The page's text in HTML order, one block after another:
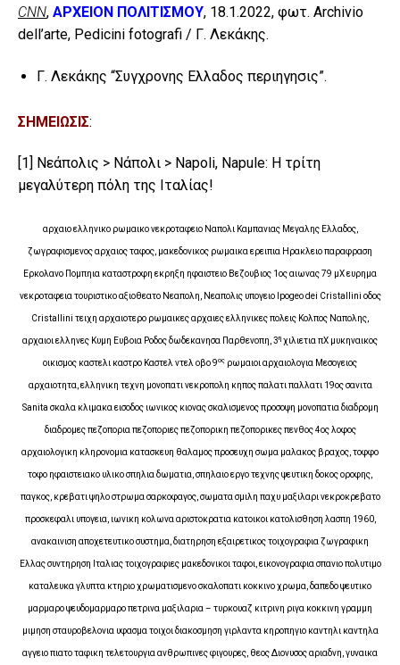
CNN, ΑΡΧΕΙΟΝ ΠΟΛΙΤΙΣΜΟΥ, 18.1.2022, φωτ. Archivio
dell’arte, Pedicini fotografi / Γ. Λεκάκης.
Γ. Λεκάκης “Συγχρονης Ελλαδος περιηγησις”.
ΣΗΜΕΙΩΣΙΣ:
[1]
Νεάπολις > Νάπολι > Napoli‎‎, Napule: H τρίτη
μεγαλύτερη πόλη της Ιταλίας!
αρχαιο ελληνικο ρωμαικο νεκροταφειο Ναπολι Καμπανιας Μεγαλης Ελλαδος,
ζωγραφισμενος αρχαιος ταφος, μακεδονικος ρωμαικα ερειπια Ηρακλειο παραφραση
Ερκολανο Πομπηια καταστροφη εκρηξη ηφαιστειο Βεζουβιος 1ος αιωνας 79 μΧ ευρημα
νεκροταφεια τουριστικο αξιοθεατο Νεαπολη, Νεαπολις υπογειο Ipogeo dei Cristallini οδος
Cristallini τειχη αρχαιοτερο ρωμαικες αρχαιες ελληνικες πολεις Κολπος Ναπολης,
αρχαιοι ελληνες Κυμη Ευβοια Ροδος δωδεκανησα Παρθενοπη, 3η χιλιετια πΧ μυκηναικος
οικισμος καστελι καστρο Καστελ ντελ οβο 9ος ρωμαιοι αρχαιολογια Μεσογειος
αρχαιοτητα, ελληνικη τεχνη μονοπατι νεκροπολη κηπος παλατι παλλατι 19ος σανιτα
Sanita σκαλα κλιμακα εισοδος ιωνικος κιονας σκαλισμενος προσοψη μονοπατια διαδρομη
διαδρομες πεζοπορια πεζοποριες πεζοπορικη πεζοπορικες πενθος 4ος λοφος
αρχαιολογικη κληρονομια κατασκευη θαλαμος προσευχη σωμα μαλακος βραχος, τοφφο
τοφο ηφαιστειακο υλικο σπηλια δωματια, σπηλαιο εργο τεχνης ψευτικη δοκος οροφης,
παγκος, κρεβατι ψηλο στρωμα σαρκοφαγος, σωματα σμιλη παχυ μαξιλαρι νεκροκρεβατο
προσκεφαλι υπογεια, ιωνικη κολωνα αριστοκρατια κατοικοι κατολισθηση λασπη 1960,
ανακαινιση αποχετευτικο συστημα, διατηρηση εξαιρετικος τοιχογραφια ζωγραφικη
Ελλας συντηρηση Ιταλιας τοιχογραφιες μακεδονικοι ταφοι, εικονογραφια σπανιο πολυτιμο
καταλευκα γλυπτα κτηριο χρωματισμενο σκαλοπατι κοκκινο χρωμα, δαπεδο ψευτικο
μαρμαρο ψευδομαρμαρο πετρινα μαξιλαρια – τυρκουαζ κιτρινη ριγα κοκκινη γραμμη
μιμηση σταυροβελονια υφασμα τοιχοι διακοσμηση γιρλαντα κηροπηγιο καντηλι καντηλα
αγγειο πιατο ταφικη τελετουργια ανθρωπινες φιγουρες, θεος Διονυσος αριαδνη, γυναικα